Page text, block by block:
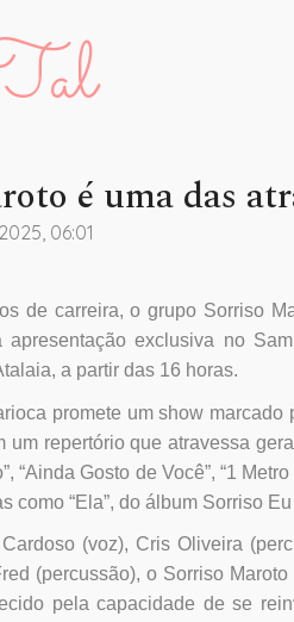
é uma das
06:01
de carreira, o grupo Sorriso
apresentação exclusiva no
a partir das 16 horas.
promete um show
um repertório que atravessa
“Ainda Gosto de Você”, “1
como “Ela”, do álbum Sorriso
(voz), Cris Oliveira
(percussão), o Sorriso
pela capacidade de se